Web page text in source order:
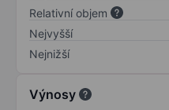
Relativní objem
Nejvyšší
Nejnižší
Výnosy